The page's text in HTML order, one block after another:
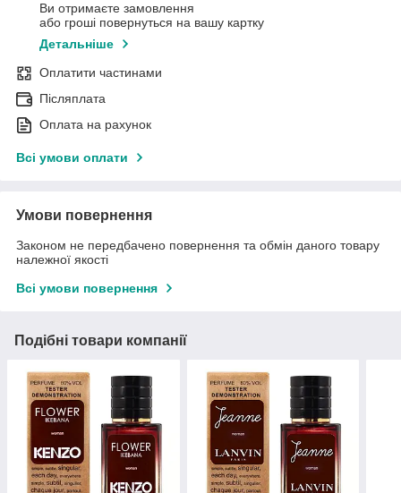
Ви отримаєте замовлення
або гроші повернуться на вашу картку
Детальніше
Оплатити частинами
Післяплата
Оплата на рахунок
Всі умови оплати
Умови повернення
Законом не передбачено повернення та обмін даного товару
належної якості
Всі умови повернення
Подібні товари компанії